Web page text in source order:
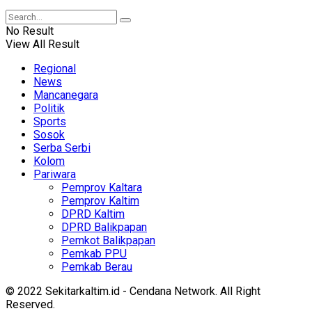
No Result
View All Result
Regional
News
Mancanegara
Politik
Sports
Sosok
Serba Serbi
Kolom
Pariwara
Pemprov Kaltara
Pemprov Kaltim
DPRD Kaltim
DPRD Balikpapan
Pemkot Balikpapan
Pemkab PPU
Pemkab Berau
© 2022 Sekitarkaltim.id - Cendana Network. All Right
Reserved.